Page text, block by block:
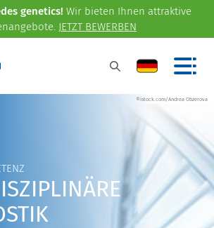
genetics! Wir bieten Ihnen attraktive
JETZT BEWERBEN
©istock.com/Andrea Obzerova